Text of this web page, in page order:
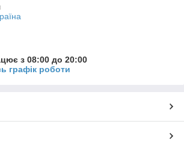
з 08:00 до 20:00
графік роботи